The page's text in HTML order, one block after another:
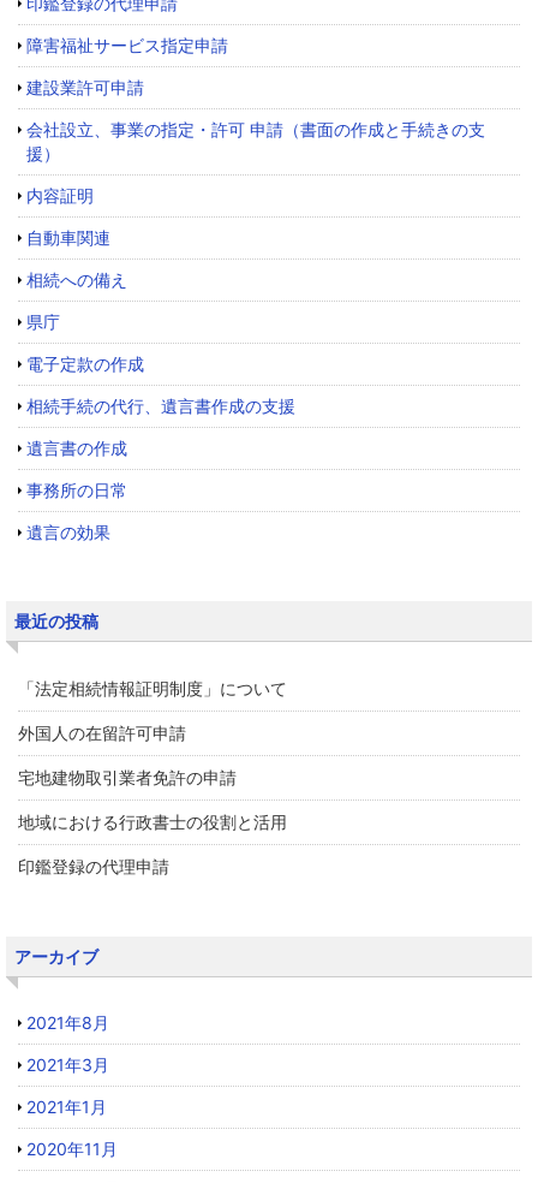
障害福祉サービス指定申請
建設業許可申請
会社設立、事業の指定・許可 申請（書面の作成と手続きの支
援）
内容証明
自動車関連
相続への備え
県庁
電子定款の作成
相続手続の代行、遺言書作成の支援
遺言書の作成
事務所の日常
遺言の効果
最近の投稿
「法定相続情報証明制度」について
外国人の在留許可申請
宅地建物取引業者免許の申請
地域における行政書士の役割と活用
印鑑登録の代理申請
アーカイブ
2021年8月
2021年3月
2021年1月
2020年11月